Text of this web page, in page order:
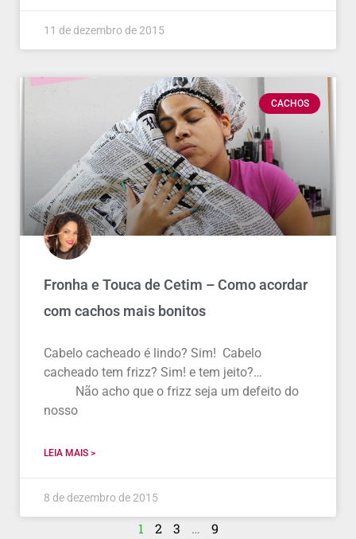
11 de dezembro de 2015
CACHOS
Fronha e Touca de Cetim – Como acordar
com cachos mais bonitos
Cabelo cacheado é lindo? Sim! Cabelo
cacheado tem frizz? Sim! e tem jeito?…
Não acho que o frizz seja um defeito do
nosso
LEIA MAIS >
8 de dezembro de 2015
1 2 3 … 9